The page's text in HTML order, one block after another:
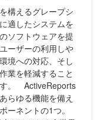
構えるグレープシ
適したシステムを
ソフトウェアを提
ーザーの利用しや
境への対応、そし
業を軽減すること
。 ActiveReports
らゆる機能を備え
ーネントの1つ。